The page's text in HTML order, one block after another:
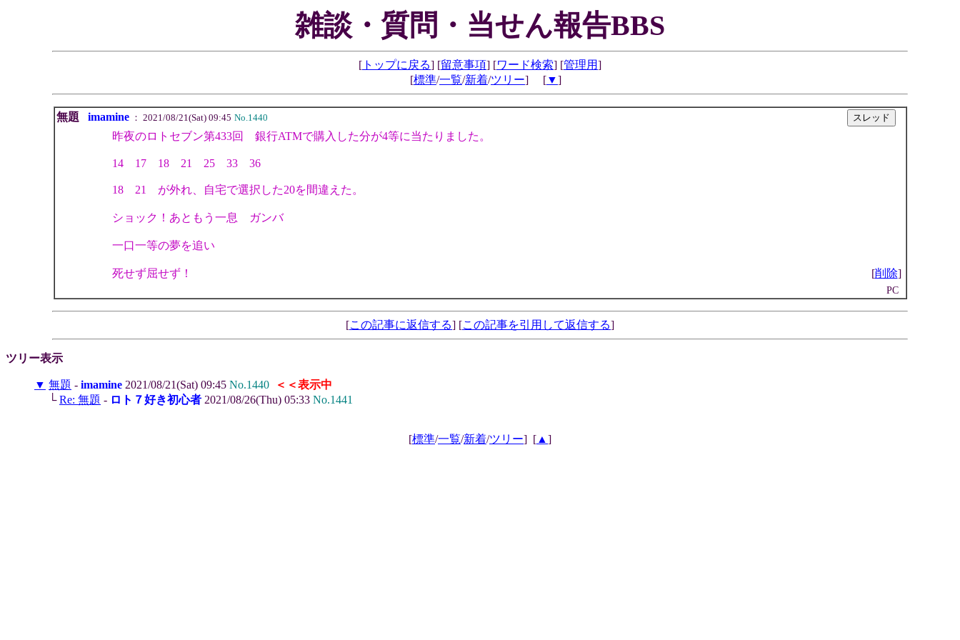
雑談・質問・当せん報告BBS
[ トップに戻る] [留意事項] [ワード検索] [管理用]
[標準/一覧/新着/ツリー] [▼]
無題 imamine： 2021/08/21(Sat) 09:45 No.1440
昨夜のロトセブン第433回 銀行ATMで購入した分が4等に当たりました。
14 17 18 21 25 33 36
18 21 が外れ、自宅で選択した20を間違えた。
ショック！あともう一息 ガンバ
一口一等の夢を追い
死せず屈せず！ [削除]
PC
[この記事に返信する] [この記事を引用して返信する]
ツリー表示
▼ 無題 - imamine 2021/08/21(Sat) 09:45 No.1440
＜＜表示中
└Re: 無題 - ロト７好き初心者 2021/08/26(Thu) 05:33 No.1441
[標準/一覧/新着/ツリー] [ ▲ ]